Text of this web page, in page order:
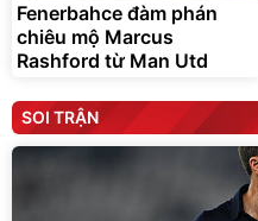
Fenerbahce đàm phán
chiêu mộ Marcus
Rashford từ Man Utd
SOI TRẬN